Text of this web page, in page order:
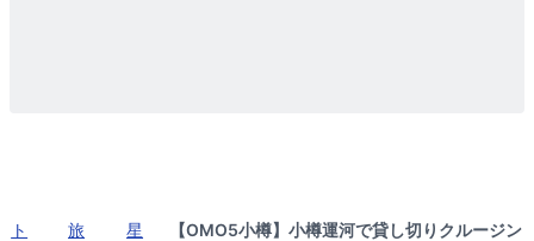
ト
旅
星
【OMO5小樽】小樽運河で貸し切りクルージン